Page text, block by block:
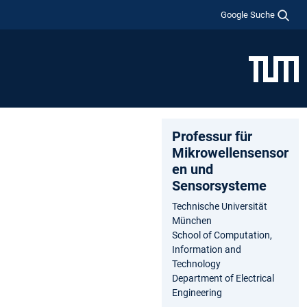
Google Suche
Professur für
Mikrowellensensor
en und
Sensorsysteme
Technische Universität
München
School of Computation,
Information and
Technology
Department of Electrical
Engineering